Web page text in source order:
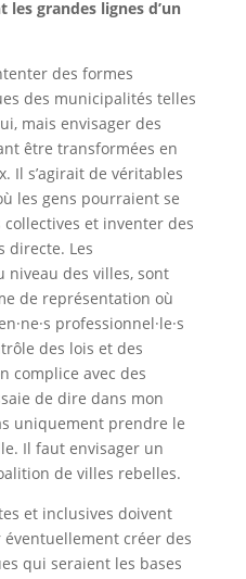
grandes lignes d’un
des formes
des municipalités telles
mais envisager des
être transformées en
Il s’agirait de véritables
les gens pourraient se
et inventer des
directe. Les
niveau des villes, sont
de représentation où
professionnel·le·s
des lois et des
complice avec des
de dire dans mon
uniquement prendre le
Il faut envisager un
de villes rebelles.
et inclusives doivent
créer des
qui seraient les bases